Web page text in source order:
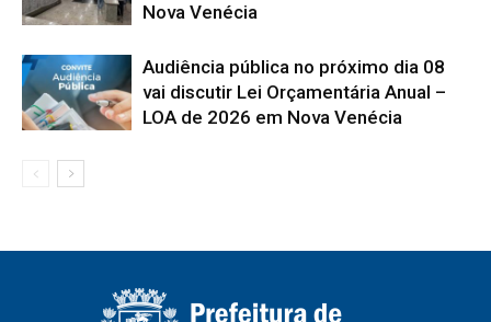
Nova Venécia
Audiência pública no próximo dia 08
vai discutir Lei Orçamentária Anual –
LOA de 2026 em Nova Venécia